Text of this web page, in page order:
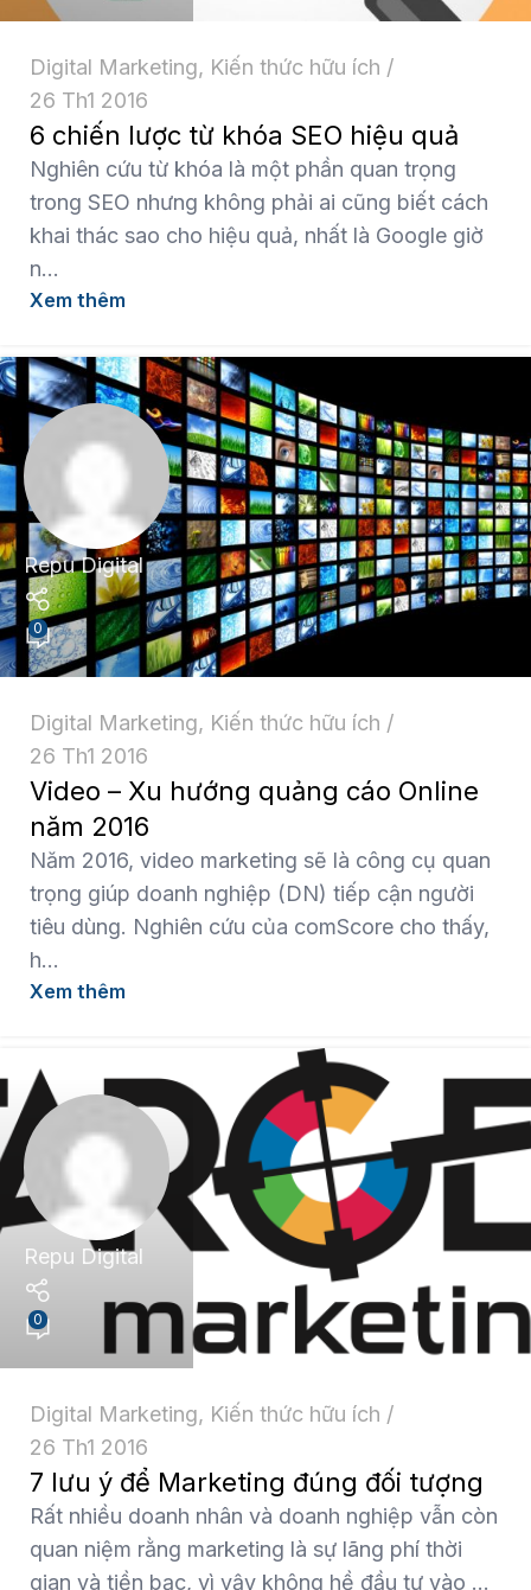
Digital Marketing, Kiến thức hữu ích
26 Th1 2016
6 chiến lược từ khóa SEO hiệu quả
Nghiên cứu từ khóa là một phần quan trọng
trong SEO nhưng không phải ai cũng biết cách
khai thác sao cho hiệu quả, nhất là Google giờ
n...
Xem thêm
Repu Digital
0
Digital Marketing, Kiến thức hữu ích
26 Th1 2016
Video – Xu hướng quảng cáo Online
năm 2016
Năm 2016, video marketing sẽ là công cụ quan
trọng giúp doanh nghiệp (DN) tiếp cận người
tiêu dùng. Nghiên cứu của comScore cho thấy,
h...
Xem thêm
Repu Digital
0
Digital Marketing, Kiến thức hữu ích
26 Th1 2016
7 lưu ý để Marketing đúng đối tượng
Rất nhiều doanh nhân và doanh nghiệp vẫn còn
quan niệm rằng marketing là sự lãng phí thời
gian và tiền bạc, vì vậy không hề đầu tư vào ...